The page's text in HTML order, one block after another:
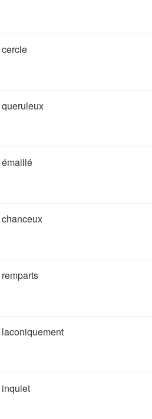
cercle
queruleux
émaillé
chanceux
remparts
laconiquement
inquiet